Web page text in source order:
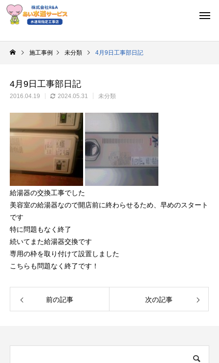
施工事例 未分類 4月9日工事部日記
4月9日工事部日記
2016.04.19 2024.05.31 未分類
給湯器の交換工事でした
美容室の給湯器なので開店前に終わらせるため、早めのスタート
です
特に問題もなく終了
続いてまた給湯器交換です
専用の枠を取り付けて設置しました
こちらも問題なく終了です！
前の記事 次の記事